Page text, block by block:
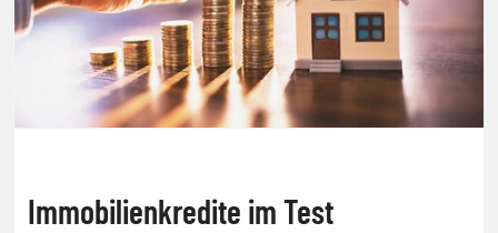
Immobilienkredite im Test